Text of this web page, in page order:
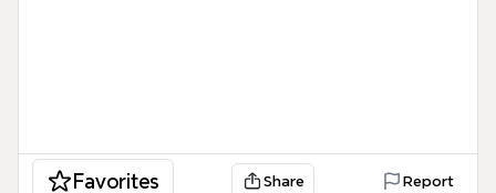
Favorites Share Report